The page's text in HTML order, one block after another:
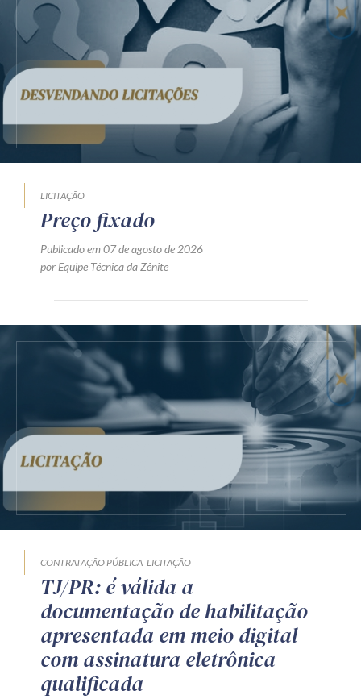
LICITAÇÃO
Preço fixado
Publicado em 07 de agosto de 2026
por Equipe Técnica da Zênite
CONTRATAÇÃO PÚBLICA LICITAÇÃO
TJ/PR: é válida a
documentação de habilitação
apresentada em meio digital
com assinatura eletrônica
qualificada